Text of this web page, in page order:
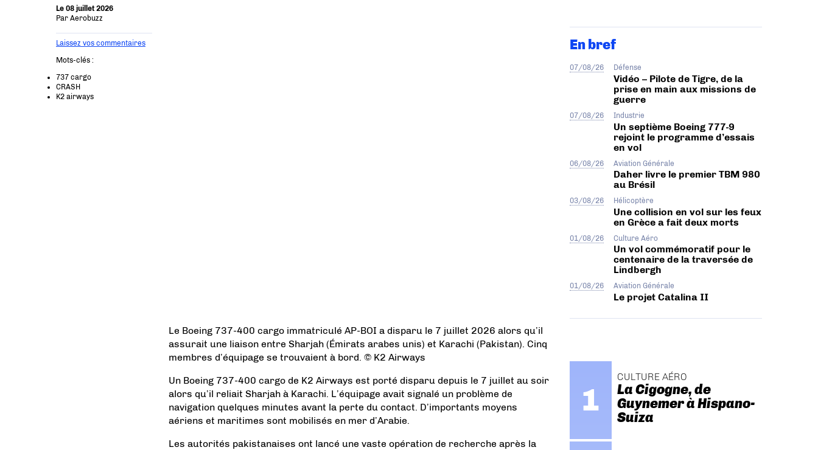
Le 08 juillet 2026
Par Aerobuzz
Laissez vos commentaires
Mots-clés :
737 cargo
CRASH
K2 airways
Le Boeing 737-400 cargo immatriculé AP-BOI a disparu le 7 juillet 2026 alors qu’il
assurait une liaison entre Sharjah (Émirats arabes unis) et Karachi (Pakistan). Cinq
membres d’équipage se trouvaient à bord. © K2 Airways
Un Boeing 737-400 cargo de K2 Airways est porté disparu depuis le 7 juillet au soir
alors qu’il reliait Sharjah à Karachi. L’équipage avait signalé un problème de
navigation quelques minutes avant la perte du contact. D’importants moyens
aériens et maritimes sont mobilisés en mer d’Arabie.
Les autorités pakistanaises ont lancé une vaste opération de recherche après la
En bref
07/08/26 Défense
Vidéo – Pilote de Tigre, de la
prise en main aux missions de
guerre
07/08/26 Industrie
Un septième Boeing 777-9
rejoint le programme d’essais
en vol
06/08/26 Aviation Générale
Daher livre le premier TBM 980
au Brésil
03/08/26 Hélicoptère
Une collision en vol sur les feux
en Grèce a fait deux morts
01/08/26 Culture Aéro
Un vol commémoratif pour le
centenaire de la traversée de
Lindbergh
01/08/26 Aviation Générale
Le projet Catalina II
CULTURE AÉRO
La Cigogne, de
Guynemer à Hispano-
Suiza